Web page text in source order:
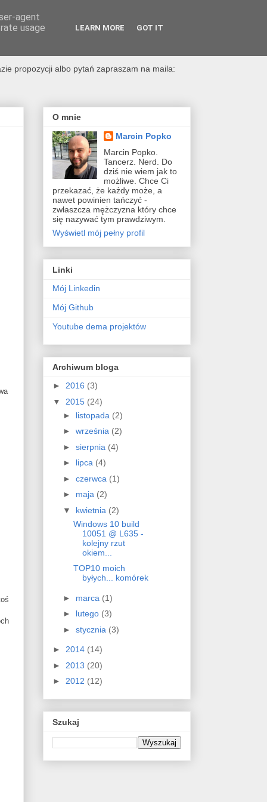
propozycji albo pytań zapraszam na maila:
O mnie
Marcin Popko
Marcin Popko.
Tancerz. Nerd. Do
dziś nie wiem jak to
możliwe. Chce Ci
przekazać, że każdy może, a
nawet powinien tańczyć -
zwłaszcza mężczyzna który chce
się nazywać tym prawdziwym.
Wyświetl mój pełny profil
Linki
Mój Linkedin
Mój Github
Youtube dema projektów
Archiwum bloga
► 2016 (3)
▼ 2015 (24)
► listopada (2)
► września (2)
► sierpnia (4)
► lipca (4)
► czerwca (1)
► maja (2)
▼ kwietnia (2)
Windows 10 build
10051 @ L635 -
kolejny rzut
okiem...
TOP10 moich
byłych... komórek
► marca (1)
► lutego (3)
► stycznia (3)
► 2014 (14)
► 2013 (20)
► 2012 (12)
Szukaj
agent
usage
LEARN MORE GOT IT